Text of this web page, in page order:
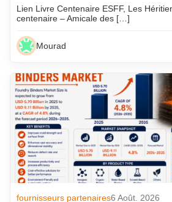
Lien Livre Centenaire ESFF, Les
centenaire – Amicale des […]
Mourad
fournisseurs partenaires6 Août. 2026